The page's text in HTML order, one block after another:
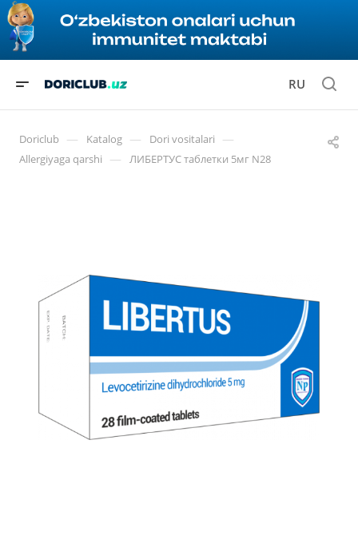
RU
Doriclub — Katalog — Dori vositalari —
Allergiyaga qarshi — ЛИБЕРТУС таблетки 5мг N28